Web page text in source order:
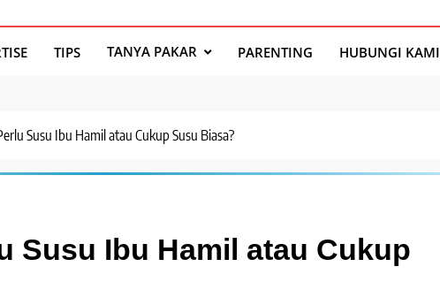
TIPS TANYA PAKAR PARENTING HUBUNGI KAMI
Susu Ibu Hamil atau Cukup Susu Biasa?
Susu Ibu Hamil atau Cukup